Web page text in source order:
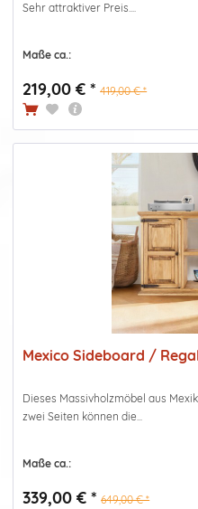
Sehr attraktiver Preis....
Maße ca.:
219,00 € * 419,00 € *
Mexico Sideboard /
Dieses Massivholzmöbel aus
zwei Seiten können die...
Maße ca.:
339,00 € * 649,00 € *